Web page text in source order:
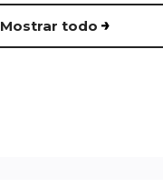
Mostrar todo